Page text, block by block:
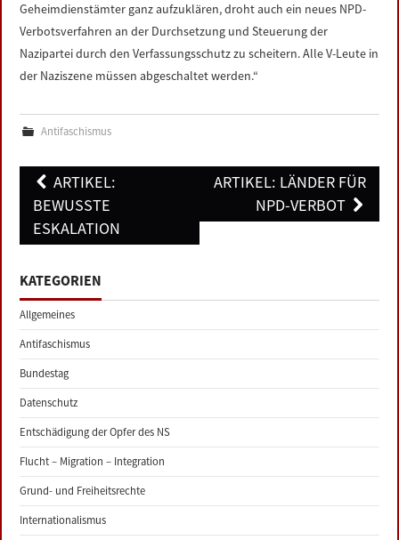
Geheimdienstämter ganz aufzuklären, droht auch ein neues NPD-
Verbotsverfahren an der Durchsetzung und Steuerung der
Nazipartei durch den Verfassungsschutz zu scheitern. Alle V-Leute in
der Naziszene müssen abgeschaltet werden.“
Antifaschismus
Post
navigation
ARTIKEL:
BEWUSSTE E
SKALATION
ARTIKEL: LÄNDER FÜR
NPD-VERBOT
KATEGORIEN
Allgemeines
Antifaschismus
Bundestag
Datenschutz
Entschädigung der Opfer des NS
Flucht – Migration – Integration
Grund- und Freiheitsrechte
Internationalismus